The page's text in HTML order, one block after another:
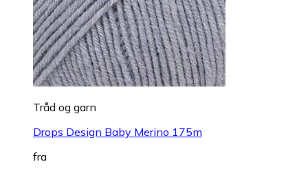
Tråd og garn
Drops Design Baby Merino 175m
fra